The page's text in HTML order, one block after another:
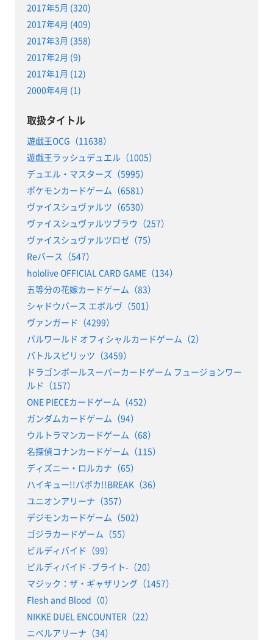
2017年5月 (320)
2017年4月 (409)
2017年3月 (358)
2017年2月 (9)
2017年1月 (12)
2000年4月 (1)
取扱タイトル
遊戯王OCG（11638）
遊戯王ラッシュデュエル（1005）
デュエル・マスターズ（5995）
ポケモンカードゲーム（6581）
ヴァイスシュヴァルツ（6530）
ヴァイスシュヴァルツブラウ（257）
ヴァイスシュヴァルツロゼ（75）
Reバース（547）
hololive OFFICIAL CARD GAME（134）
五等分の花嫁カードゲーム（83）
シャドウバース エボルヴ（501）
ヴァンガード（4299）
パルワールド オフィシャルカードゲーム（2）
バトルスピリッツ（3459）
ドラゴンボールスーパーカードゲーム フュージョンワー
ルド（157）
ONE PIECEカードゲーム（452）
ガンダムカードゲーム（94）
ウルトラマンカードゲーム（68）
名探偵コナンカードゲーム（115）
ディズニー・ロルカナ（65）
ハイキュー!!バボカ!!BREAK（36）
ユニオンアリーナ（357）
デジモンカードゲーム（502）
ゴジラカードゲーム（55）
ビルディバイド（99）
ビルディバイド -ブライト-（20）
マジック：ザ・ギャザリング（1457）
Flesh and Blood（0）
NIKKE DUEL ENCOUNTER（22）
ニベルアリーナ（34）